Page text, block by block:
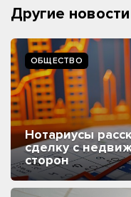
Другие новости
ОБЩЕСТВО
Нотариусы
сделку с
сторон